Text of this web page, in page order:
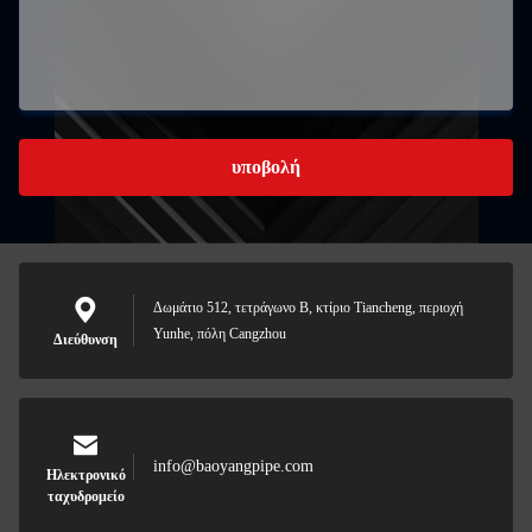
υποβολή
Διεύθυνση
Δωμάτιο 512, τετράγωνο Β, κτίριο Tiancheng, περιοχή
Yunhe, πόλη Cangzhou
Ηλεκτρονικό
ταχυδρομείο
info@baoyangpipe.com